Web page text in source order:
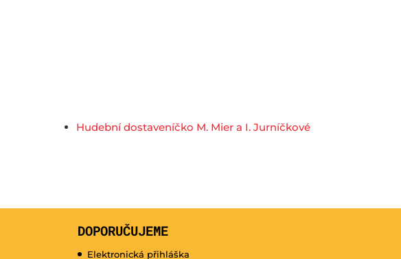
Hudební dostaveníčko M. Mier a I. Jurníčkové
DOPORUČUJEME
Elektronická přihláška